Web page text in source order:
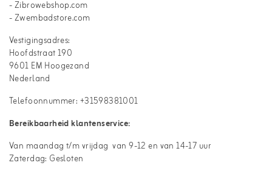
- Zibrowebshop.com
- Zwembadstore.com
Vestigingsadres:
Hoofdstraat 190
9601 EM Hoogezand
Nederland
Telefoonnummer: +31598381001
Bereikbaarheid klantenservice:
Van maandag t/m vrijdag van 9-12 en van 14-17 uur
Zaterdag: Gesloten